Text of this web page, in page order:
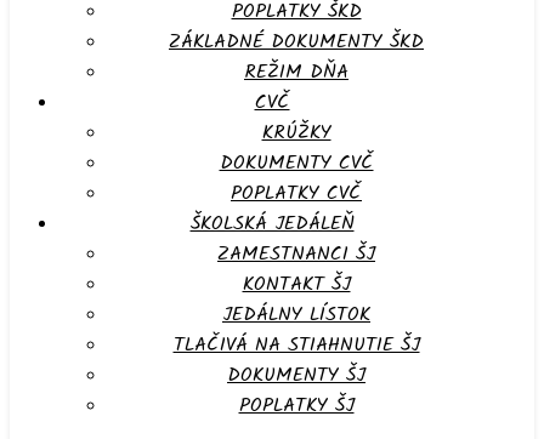
POPLATKY ŠKD
ZÁKLADNÉ DOKUMENTY ŠKD
REŽIM DŇA
CVČ
KRÚŽKY
DOKUMENTY CVČ
POPLATKY CVČ
ŠKOLSKÁ JEDÁLEŇ
ZAMESTNANCI ŠJ
KONTAKT ŠJ
JEDÁLNY LÍSTOK
TLAČIVÁ NA STIAHNUTIE ŠJ
DOKUMENTY ŠJ
POPLATKY ŠJ